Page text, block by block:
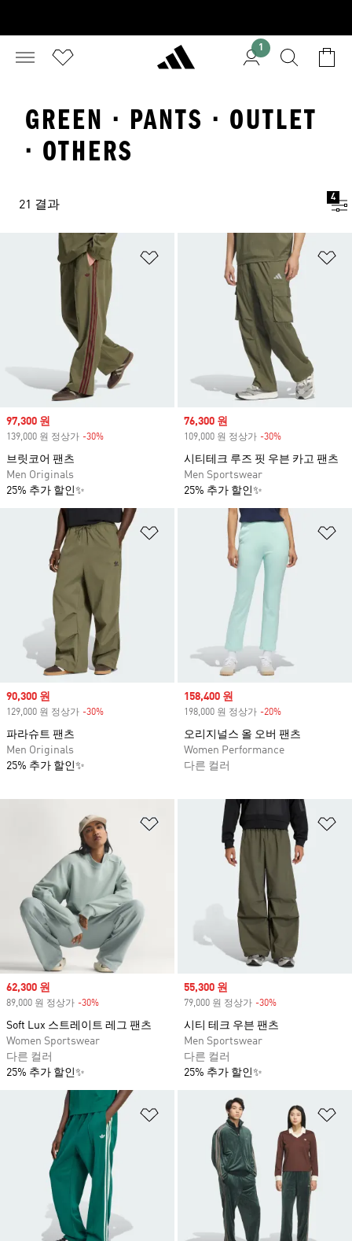
1
GREEN · PANTS · OUTLET
· OTHERS
21 결과
4
위시리스트 담기
Sale price
97,300 원
139,000 원 정상가 -30%
브릿코어 팬츠
Men Originals
25% 추가 할인✨
Sale price
76,300 원
109,000 원 정상가 -30%
시티테크 루즈 핏 우븐 카고 팬츠
Men Sportswear
25% 추가 할인✨
위시리스트 담기
Sale price
90,300 원
129,000 원 정상가 -30%
파라슈트 팬츠
Men Originals
25% 추가 할인✨
Sale price
158,400 원
198,000 원 정상가 -20%
오리지널스 올 오버 팬츠
Women Performance
다른 컬러
위시리스트 담기
Sale price
62,300 원
89,000 원 정상가 -30%
Soft Lux 스트레이트 레그 팬츠
Women Sportswear
다른 컬러
25% 추가 할인✨
Sale price
55,300 원
79,000 원 정상가 -30%
시티 테크 우븐 팬츠
Men Sportswear
다른 컬러
25% 추가 할인✨
위시리스트 담기